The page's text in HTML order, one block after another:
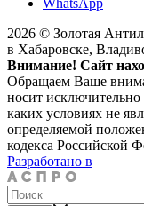
2026 © Золотая
в Хабаровске,
Внимание! Сайт
Обращаем Ваше
носит
каких условиях не
определяемой
кодекса Российской
Разработано в